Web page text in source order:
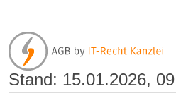
Stand: 15.01.2026,